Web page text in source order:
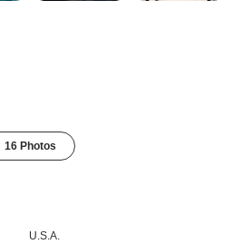
16 Photos
U.S.A.